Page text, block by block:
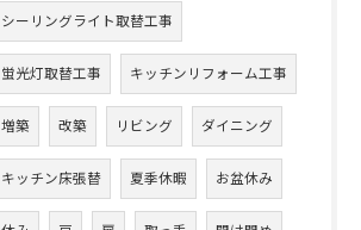
シーリングライト取替工事
蛍光灯取替工事 キッチンリフォーム工事
増築 改築 リビング ダイニング
キッチン床張替 夏季休暇 お盆休み